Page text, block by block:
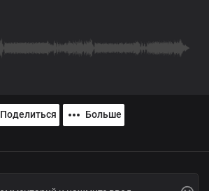
Поделиться Больше